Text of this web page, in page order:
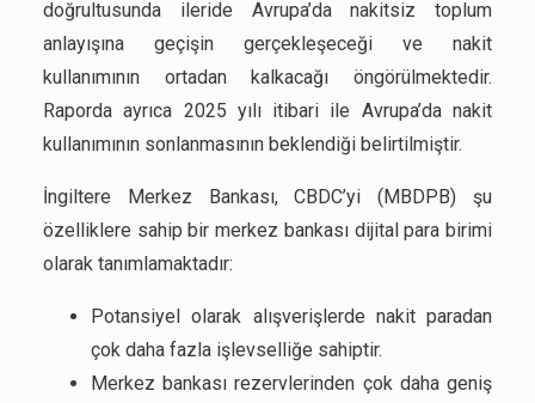
doğrultusunda ileride Avrupa’da nakitsiz toplum
anlayışına geçişin gerçekleşeceği ve nakit
kullanımının ortadan kalkacağı öngörülmektedir.
Raporda ayrıca 2025 yılı itibari ile Avrupa’da nakit
kullanımının sonlanmasının beklendiği belirtilmiştir.
İngiltere Merkez Bankası, CBDC’yi (MBDPB) şu
özelliklere sahip bir merkez bankası dijital para birimi
olarak tanımlamaktadır:
Potansiyel olarak alışverişlerde nakit paradan
çok daha fazla işlevselliğe sahiptir.
Merkez bankası rezervlerinden çok daha geniş